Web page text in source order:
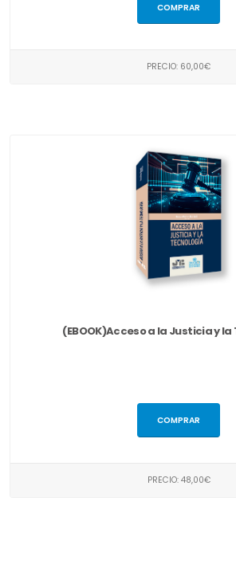
COMPRAR
PRECIO: 60,00€
(EBOOK)Acceso a la Justicia y
COMPRAR
PRECIO: 48,00€